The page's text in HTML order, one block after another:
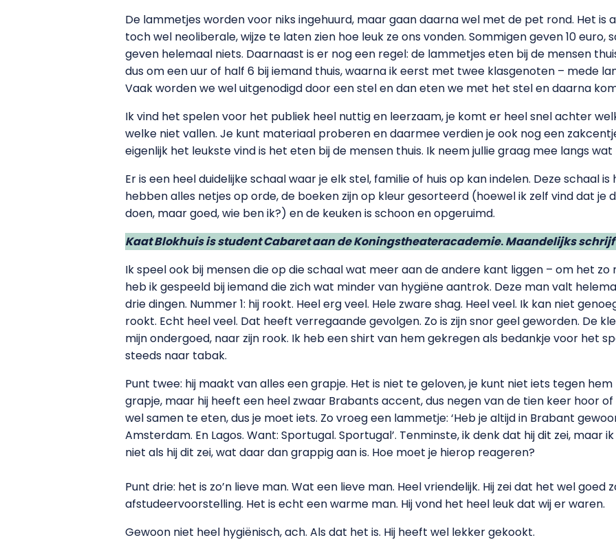
De lammetjes worden voor niks ingehuurd, maar gaan daarna wel met de pet rond. Het is
toch wel neoliberale, wijze te laten zien hoe leuk ze ons vonden. Sommigen geven 10 euro,
geven helemaal niets. Daarnaast is er nog een regel: de lammetjes eten bij de mensen
dus om een uur of half 6 bij iemand thuis, waarna ik eerst met twee klasgenoten – mede
Vaak worden we wel uitgenodigd door een stel en dan eten we met het stel en daarna
Ik vind het spelen voor het publiek heel nuttig en leerzaam, je komt er heel snel achter
welke niet vallen. Je kunt materiaal proberen en daarmee verdien je ook nog een
eigenlijk het leukste vind is het eten bij de mensen thuis. Ik neem jullie graag mee langs
Er is een heel duidelijke schaal waar je elk stel, familie of huis op kan indelen. Deze schaal
hebben alles netjes op orde, de boeken zijn op kleur gesorteerd (hoewel ik zelf vind dat
doen, maar goed, wie ben ik?) en de keuken is schoon en opgeruimd.
Kaat Blokhuis is student Cabaret aan de Koningstheateracademie.Maandelijks
Ik speel ook bij mensen die op die schaal wat meer aan de andere kant liggen – om het
heb ik gespeeld bij iemand die zich wat minder van hygiëne aantrok. Deze man valt
drie dingen. Nummer 1: hij rookt. Heel erg veel. Hele zware shag. Heel veel. Ik kan niet
rookt. Echt heel veel. Dat heeft verregaande gevolgen. Zo is zijn snor geel geworden. De
mijn ondergoed, naar zijn rook. Ik heb een shirt van hem gekregen als bedankje voor het
steeds naar tabak.
Punt twee: hij maakt van alles een grapje. Het is niet te geloven, je kunt niet iets tegen
grapje, maar hij heeft een heel zwaar Brabants accent, dus negen van de tien keer hoor
wel samen te eten, dus je moet iets. Zo vroeg een lammetje: ‘Heb je altijd in Brabant
Amsterdam. En Lagos. Want: Sportugal. Sportugal’. Tenminste, ik denk dat hij dit zei, maar
niet als hij dit zei, wat daar dan grappig aan is. Hoe moet je hierop reageren?
Punt drie: het is zo’n lieve man. Wat een lieve man. Heel vriendelijk. Hij zei dat het wel goed
afstudeervoorstelling. Het is echt een warme man. Hij vond het heel leuk dat wij er waren.
Gewoon niet heel hygiënisch, ach. Als dat het is. Hij heeft wel lekker gekookt.